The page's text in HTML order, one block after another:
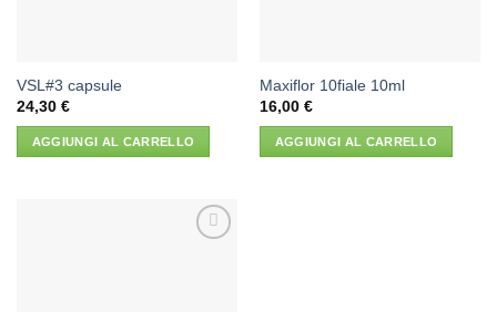
VSL#3 capsule
24,30 €
AGGIUNGI AL CARRELLO
Maxiflor 10fiale 10ml
16,00 €
AGGIUNGI AL CARRELLO